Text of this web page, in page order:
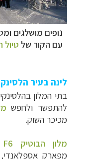
נופים מושלגים
עם הקור של
לינה בעיר
בתי המלון
להתפשר ולחפש
מכיכר השוק.
מלון הבוטיק 6
F
מפארק אספלאנדי